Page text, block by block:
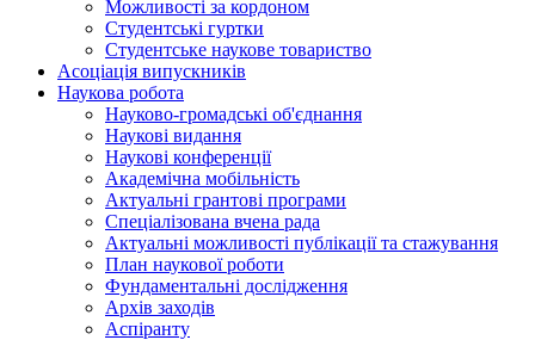
Можливості за кордоном
Студентські гуртки
Студентське наукове товариство
Асоціація випускників
Наукова робота
Науково-громадські об'єднання
Наукові видання
Наукові конференції
Академічна мобільність
Актуальні грантові програми
Спеціалізована вчена рада
Актуальні можливості публікації та стажування
План наукової роботи
Фундаментальні дослідження
Архів заходів
Аспіранту